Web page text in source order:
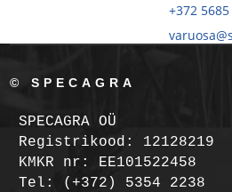
+372
© SPECAGRA
SPECAGRA OÜ
Registrikood: 12128219
KMKR nr: EE101522458
Tel: (+372) 5354 2238